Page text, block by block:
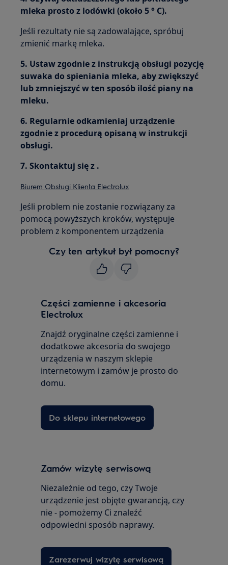
mleka prosto z lodówki (około 5 ° C).
Jeśli rezultaty nie są zadowalające, spróbuj
zmienić markę mleka.
5. Ustaw zgodnie z instrukcją obsługi pozycję
suwaka do spieniania mleka, aby zwiększyć
lub zmniejszyć w ten sposób ilość piany na
mleku.
6. Regularnie odkamieniaj urządzenie
zgodnie z procedurą opisaną w instrukcji
obsługi.
7. Skontaktuj się z .
Biurem Obsługi Klienta Electrolux
Jeśli problem nie zostanie rozwiązany za
pomocą powyższych kroków, występuje
problem z komponentem urządzenia
Czy ten artykuł był pomocny?
Części zamienne i akcesoria
Electrolux
Znajdź oryginalne części zamienne i
dodatkowe akcesoria do swojego
urządzenia w naszym sklepie
internetowym i zamów je prosto do
domu.
Do sklepu internetowego
Zamów wizytę serwisową
Niezależnie od tego, czy Twoje
urządzenie jest objęte gwarancją, czy
nie - pomożemy Ci znaleźć
odpowiedni sposób naprawy.
Zarezerwuj wizytę serwisową